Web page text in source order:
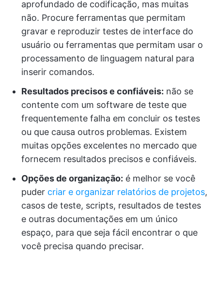
aprofundado de codificação, mas muitas
não. Procure ferramentas que permitam
gravar e reproduzir testes de interface do
usuário ou ferramentas que permitam usar o
processamento de linguagem natural para
inserir comandos.
Resultados precisos e confiáveis: não se
contente com um software de teste que
frequentemente falha em concluir os testes
ou que causa outros problemas. Existem
muitas opções excelentes no mercado que
fornecem resultados precisos e confiáveis.
Opções de organização: é melhor se você
puder criar e organizar relatórios de projetos,
casos de teste, scripts, resultados de testes
e outras documentações em um único
espaço, para que seja fácil encontrar o que
você precisa quando precisar.